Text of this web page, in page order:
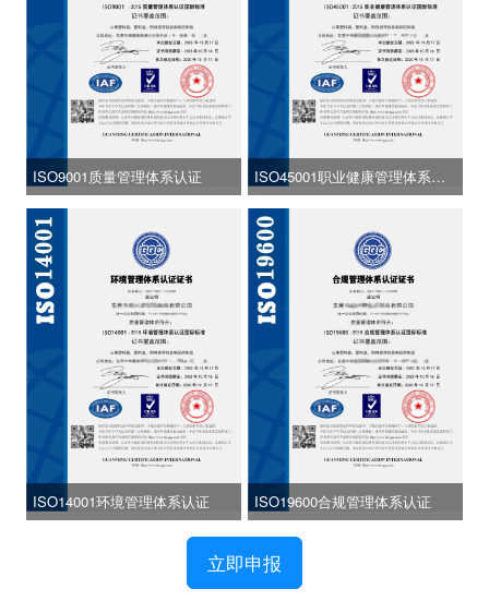
ISO9001质量管理体系认证
ISO14001环境管理体系认证
ISO45001职业健康管理体系认
证
ISO19600合规管理体系认证
立即申报